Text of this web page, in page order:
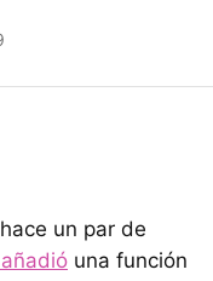
un par de
una función